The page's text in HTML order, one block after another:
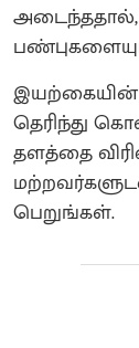
அடைந்ததால்,
இயற்கையின்
தெரிந்து
தளத்தை
பெறுங்கள்.